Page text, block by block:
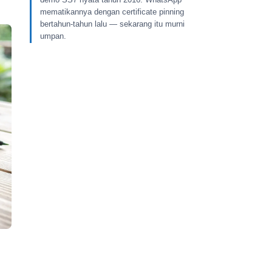
mematikannya dengan certificate pinning
bertahun-tahun lalu — sekarang itu murni
umpan.